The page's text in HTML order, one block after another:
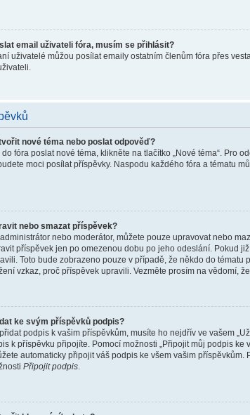
email uživateli fóra, musím se přihlásit?
uživatelé můžou posílat emaily ostatním členům fóra přes
nové téma nebo poslat odpověď?
fóra poslat nové téma, klikněte na tlačítko „Nové téma“. Pro
moci posílat příspěvky. Naspodu každého fóra a tématu
nebo smazat příspěvek?
nebo moderátor, můžete pouze upravovat nebo
příspěvek jen po omezenou dobu po jeho odeslání. Pokud
Toto bude zobrazeno pouze v případě, že někdo do
vzkaz, proč příspěvek upravili. Vezměte prosím na vědomí,
ke svým příspěvků podpis?
podpis k vašim příspěvkům, musíte ho nejdřív ve vašem
k příspěvku připojíte. Pomocí možnosti „Připojit můj podpis ke
automaticky připojit váš podpis ke všem vašim
Připojit podpis